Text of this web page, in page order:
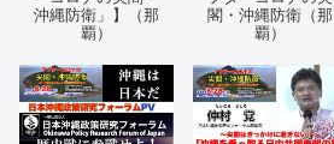
沖縄防衛」】（那
覇）
閣・沖縄防衛（那
覇）